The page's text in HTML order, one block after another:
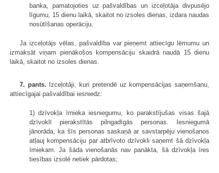
banka, pamatojoties uz pašvaldības un izceļotāja divpusējo
līgumu, 15 dienu laikā, skaitot no izsoles dienas, izdara naudas
nosūtīšanas operāciju.
Ja izceļotājs vēlas, pašvaldība var pieņemt attiecīgu lēmumu un
izmaksāt viņam pienākošos kompensāciju skaidrā naudā 15 dienu
laikā, skaitot no izsoles dienas.
7. pants. Izceļotāji, kuri pretendē uz kompensācijas saņemšanu,
attiecīgajai pašvaldībai iesniedz:
1) dzīvokļa īrnieka iesniegumu, ko parakstījušas visas šajā
dzīvoklī pierakstītās pilngadīgās personas. Iesniegumā
jānorāda, ka šīs personas saskaņā ar savstarpēju vienošanos
atļauj kompensāciju par atbrīvoto dzīvokli saņemt šā dzīvokļa
īrniekam. Ja šāda vienošanās nav panākta, šā dzīvokļa īres
tiesības izsolē netiek pārdotas;